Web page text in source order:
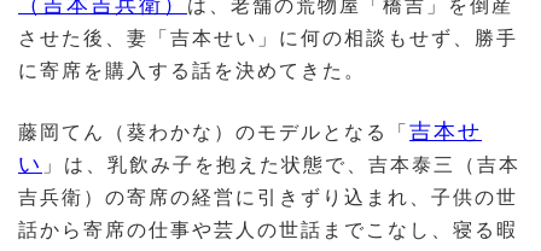
（吉本吉兵衛）
は、老舗の荒物屋「橋吉」を倒産
させた後、妻「吉本せい」に何の相談もせず、勝手
に寄席を購入する話を決めてきた。
藤岡てん（葵わかな）のモデルとなる「 吉本せ
い 」は、乳飲み子を抱えた状態で、吉本泰三（吉本
吉兵衛）の寄席の経営に引きずり込まれ、子供の世
話から寄席の仕事や芸人の世話までこなし、寝る暇